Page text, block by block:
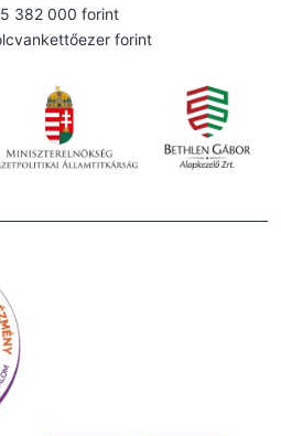
382 000 forint
forint